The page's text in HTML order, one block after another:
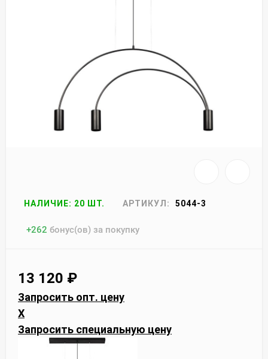
НАЛИЧИЕ: 20 ШТ. АРТИКУЛ: 5044-3
+262 бонус(ов) за покупку
13 120 ₽
Запросить опт. цену
X
Запросить специальную цену